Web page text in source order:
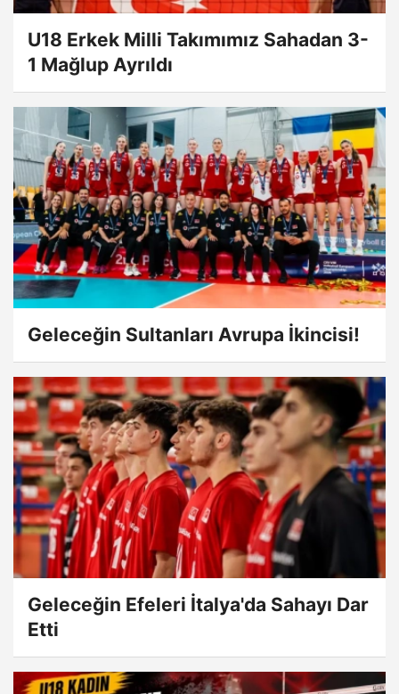
U18 Erkek Milli Takımımız Sahadan 3-
1 Mağlup Ayrıldı
Geleceğin Sultanları Avrupa İkincisi!
Geleceğin Efeleri İtalya'da Sahayı Dar
Etti